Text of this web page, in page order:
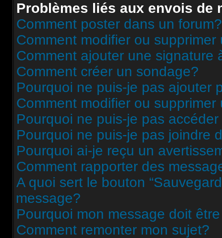
Problèmes liés aux envois de
Comment poster dans un forum?
Comment modifier ou supprimer
Comment ajouter une signature
Comment créer un sondage?
Pourquoi ne puis-je pas ajouter
Comment modifier ou supprimer
Pourquoi ne puis-je pas
Pourquoi ne puis-je pas joindre
Pourquoi ai-je reçu un
Comment rapporter des
A quoi sert le bouton
message?
Pourquoi mon message doit
Comment remonter mon sujet?